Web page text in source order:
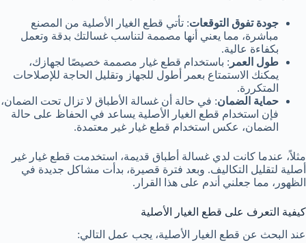
جودة تفوق التوقعات: تأتي قطع الغيار الأصلية من المصنع
مباشرة، مما يعني أنها مصممة لتناسب غسالتك بدقة وتعمل
بكفاءة عالية.
طول العمر : باستخدام قطع غيار مصممة خصيصًا لجهازك،
يمكنك الاستمتاع بعمر أطول للجهاز وتقليل الحاجة للإصلاحات
المتكررة.
حماية الضمان: في حالة أن غسالة الأطباق لا تزال تحت الضمان،
فإن استخدام قطع الغيار الأصلية يساعد في الحفاظ على حالة
الضمان، عكس استخدام قطع غيار غير معتمدة.
مثلاً، عندما كانت لدي غسالة أطباق قديمة، استخدمت قطع غيار غير
أصلية لتقليل التكاليف. وبعد فترة قصيرة، بدأت مشاكل جديدة في
الظهور، مما جعلني أندم على هذا القرار.
كيفية التعرف على قطع الغيار الأصلية
عند البحث عن قطع الغيار الأصلية، يجب عمل التالي: